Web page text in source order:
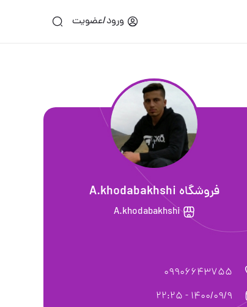
ورود/عضویت
فروشگاه A.khodabakhshi
A.khodabakhshi
09906643755
1400/09/9 - 22:25